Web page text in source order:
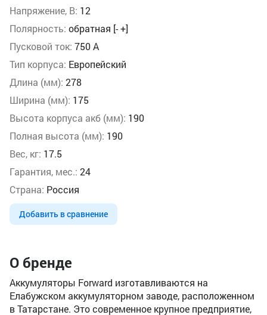
Напряжение, В: 12
Полярность: обратная [- +]
Пусковой ток: 750 А
Тип корпуса: Европейский
Длина (мм): 278
Ширина (мм): 175
Высота корпуса акб (мм): 190
Полная высота (мм): 190
Вес, кг: 17.5
Гарантия, мес.: 24
Страна: Россия
Добавить в сравнение
О бренде
Аккумуляторы Forward изготавливаются на
Елабужском аккумуляторном заводе, расположенном
в Татарстане. Это современное крупное предприятие,